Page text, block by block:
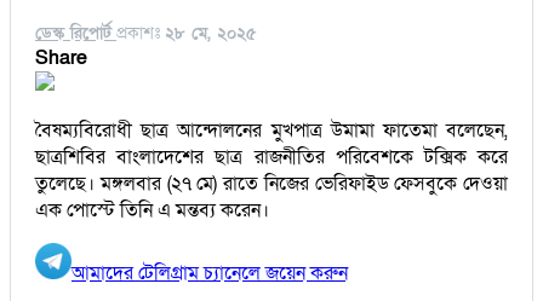
ডেস্ক রিপোর্ট প্রকাশঃ ২৮ মে, ২০২৫
Share
বৈষম্যবিরোধী ছাত্র আন্দোলনের মুখপাত্র উমামা ফাতেমা বলেছেন,
ছাত্রশিবির বাংলাদেশের ছাত্র রাজনীতির পরিবেশকে টক্সিক করে
তুলেছে। মঙ্গলবার (২৭ মে) রাতে নিজের ভেরিফাইড ফেসবুকে দেওয়া
এক পোস্টে তিনি এ মন্তব্য করেন।
আমাদের টেলিগ্রাম চ্যানেলে জয়েন করুন